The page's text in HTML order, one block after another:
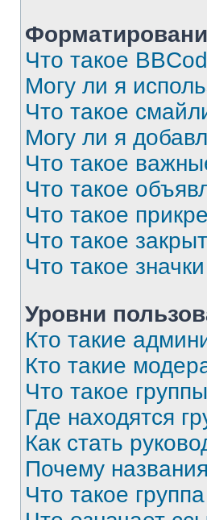
Что такое
Могу ли я
Что такое
Могу ли я
Что такое
Что такое
Что такое
Что такое
Что такое
Уровни
Кто такие
Кто такие
Что такое
Где находятся
Как стать
Почему
Что такое